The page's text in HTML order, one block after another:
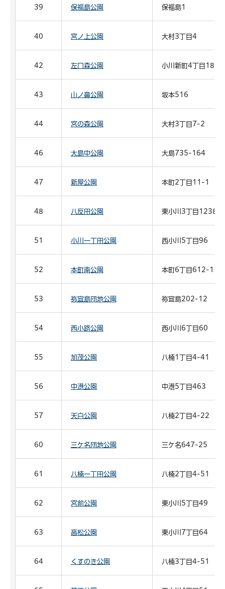
39 保福島公園 保福島1
40 宮ノ上公園 大村3丁目4
42 左口森公園 小川新町4丁目1888
43 山ノ鼻公園 坂本516
44 宮の森公園 大村3丁目7-2
46 大島中公園 大島735-164
47 新屋公園 本町2丁目11-1
48 八反田公園 東小川3丁目1238-2
51 小川一丁田公園 西小川5丁目96
52 本町南公園 本町6丁目612-1
53 祢宜島団地公園 祢宜島202-12
54 西小路公園 西小川6丁目60
55 加茂公園 八楠1丁目4-41
56 中港公園 中港5丁目463
57 天白公園 八楠2丁目4-22
60 三ケ名団地公園 三ケ名647-25
61 八楠一丁田公園 八楠2丁目4-51
62 宮前公園 東小川5丁目49
63 高松公園 東小川7丁目64
64 くすのき公園 八楠3丁目4-51